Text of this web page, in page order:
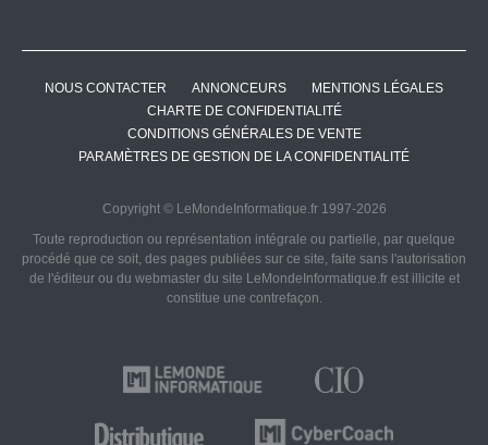
NOUS CONTACTER ANNONCEURS
MENTIONS LÉGALES
CHARTE DE CONFIDENTIALITÉ
CONDITIONS GÉNÉRALES DE VENTE
PARAMÈTRES DE GESTION DE LA CONFIDENTIALITÉ
Copyright © LeMondeInformatique.fr 1997-2026
Toute reproduction ou représentation intégrale ou partielle, par quelque
procédé que ce soit, des pages publiées sur ce site, faite sans l'autorisation
de l'éditeur ou du webmaster du site LeMondeInformatique.fr est illicite et
constitue une contrefaçon.